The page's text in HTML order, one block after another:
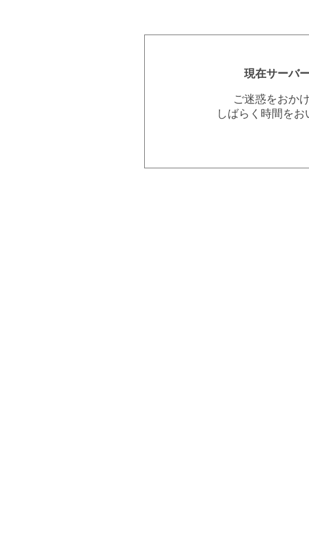
現在サーバ
ご迷惑をおか
しばらく時間を